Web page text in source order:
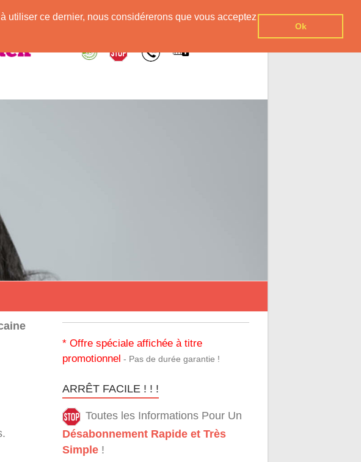
utiliser ce dernier, nous considérerons que vous acceptez
Ok
* Offre spéciale affichée à titre
promotionnel - Pas de durée garantie !
ARRÊT FACILE ! ! !
Toutes les Informations Pour Un
Désabonnement Rapide et Très
Simple !